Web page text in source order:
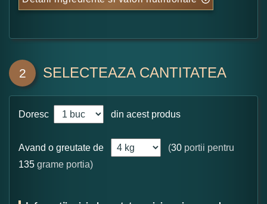
2 SELECTEAZA CANTITATEA
Doresc din acest produs
Avand o greutate de (30 portii pentru
135 grame portia)